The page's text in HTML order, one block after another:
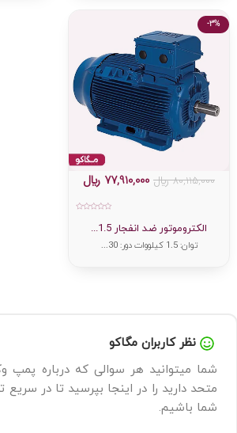
-3%
الکتروموتور ضد انفجار 1.5...
80,115,000﷼ 77,910,000 ﷼
توان: 1.5 کیلووات دور: 30...
نظر کاربران مگاکو
شما میتوانید هر سوالی که درباره
متحد دارید را در اینجا بپرسید تا در
شما باشیم.